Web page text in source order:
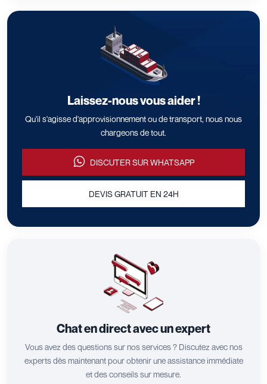
Laissez-nous vous aider !
Qu'il s'agisse d'approvisionnement ou de transport, nous nous
chargeons de tout.
DISCUTER SUR WHATSAPP
DEVIS GRATUIT EN 24H
Chat en direct avec un expert
Vous avez des questions sur nos services ? Discutez avec nos
experts dès maintenant pour obtenir une assistance immédiate
et des conseils sur mesure.